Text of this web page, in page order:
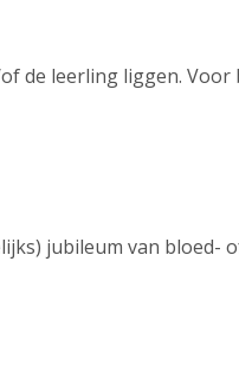
de leerling liggen.
jubileum van bloed-